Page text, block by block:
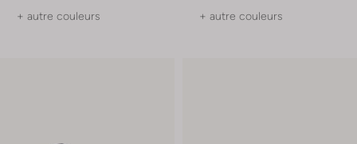
+ autre couleurs + autre couleurs